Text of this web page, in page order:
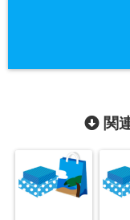
関